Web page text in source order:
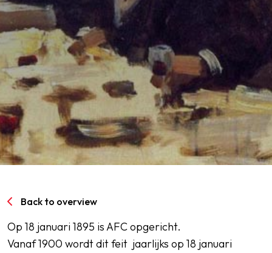
SPORTPARK GOED GENOEG
LIDMAATSCHAP
CONTACT
Back to overview
Op 18 januari 1895 is AFC opgericht.
Vanaf 1900 wordt dit feit jaarlijks op 18 januari